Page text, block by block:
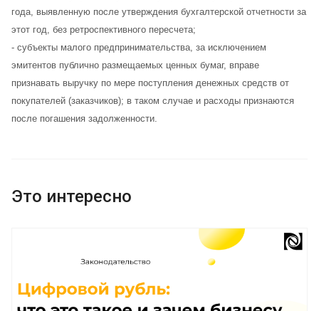
года, выявленную после утверждения бухгалтерской отчетности за
этот год, без ретроспективного пересчета;
- cубъекты малого предпринимательства, за исключением
эмитентов публично размещаемых ценных бумаг, вправе
признавать выручку по мере поступления денежных средств от
покупателей (заказчиков); в таком случае и расходы признаются
после погашения задолженности.
Это интересно